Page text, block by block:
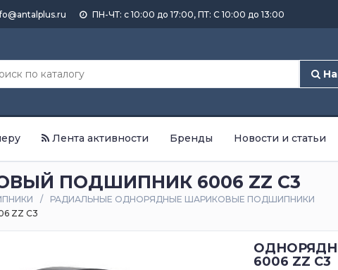
ПН-ЧТ: с 10:00 до 17:00, ПТ: С 10:00 до 13:00
Лента активности Бренды Новости и статьи
ПОДШИПНИК 6006 ZZ C3
РАДИАЛЬНЫЕ ОДНОРЯДНЫЕ ШАРИКОВЫЕ ПОДШИПНИКИ
ZZ C3
6006 ZZ C3